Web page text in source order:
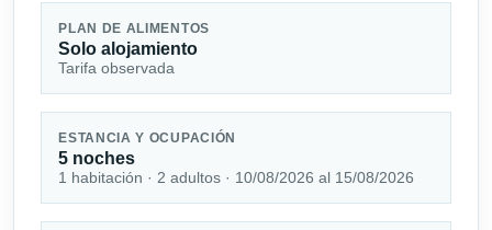
PLAN DE ALIMENTOS
Solo alojamiento
Tarifa observada
ESTANCIA Y OCUPACIÓN
5 noches
1 habitación · 2 adultos · 10/08/2026 al 15/08/2026